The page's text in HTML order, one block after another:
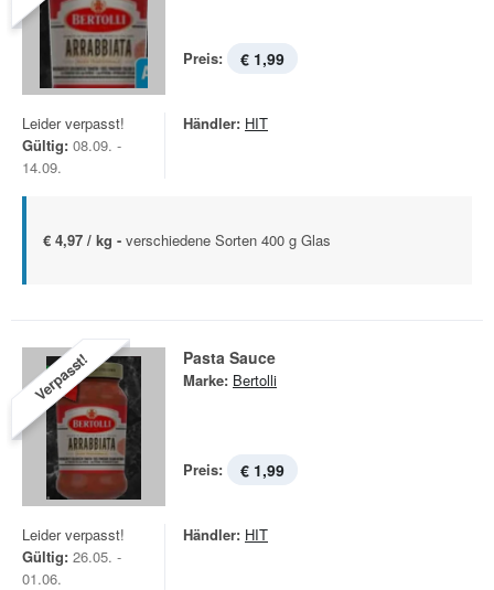
Preis: € 1,99
Leider verpasst!
Gültig: 08.09. -
14.09.
Händler: HIT
€ 4,97 / kg - verschiedene Sorten 400 g Glas
Verpasst! Pasta Sauce
Marke: Bertolli
Preis: € 1,99
Leider verpasst!
Gültig: 26.05. -
01.06.
Händler: HIT